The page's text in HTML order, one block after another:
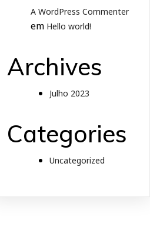
A WordPress Commenter
em Hello world!
Archives
Julho 2023
Categories
Uncategorized